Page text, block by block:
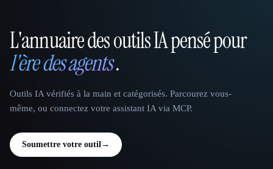
That AI Collection
L'annuaire des outils IA pensé pour
l'ère des agents.
Outils IA vérifiés à la main et catégorisés. Parcourez vous-
même, ou connectez votre assistant IA via MCP.
Soumettre votre outil→